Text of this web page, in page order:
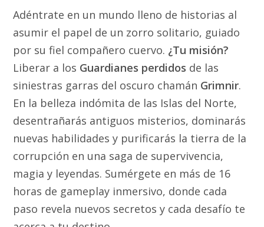
Adéntrate en un mundo lleno de historias al
asumir el papel de un zorro solitario, guiado
por su fiel compañero cuervo. ¿Tu misión?
Liberar a los Guardianes perdidos de las
siniestras garras del oscuro chamán Grimnir.
En la belleza indómita de las Islas del Norte,
desentrañarás antiguos misterios, dominarás
nuevas habilidades y purificarás la tierra de la
corrupción en una saga de supervivencia,
magia y leyendas. Sumérgete en más de 16
horas de gameplay inmersivo, donde cada
paso revela nuevos secretos y cada desafío te